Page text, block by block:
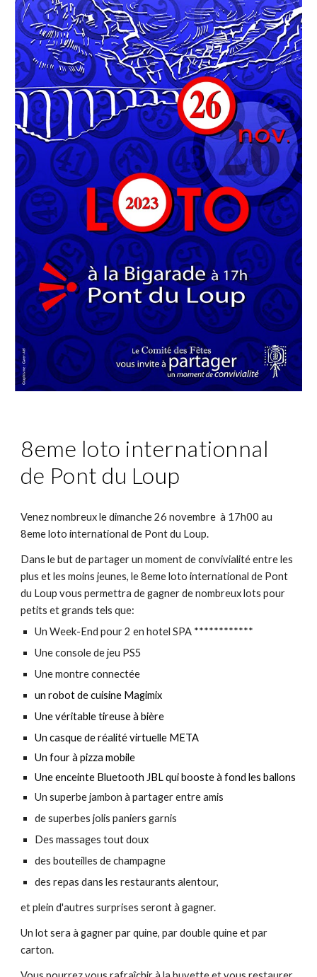
8eme loto internationnal
de Pont du Loup
Venez nombreux le dimanche 26 novembre à 17h00 au
8eme loto international de Pont du Loup.
Dans le but de partager un moment de convivialité entre les
plus et les moins jeunes, le8eme loto international de Pont
du Loup vous permettra de gagner de nombreux lots pour
petits et grands tels que:
Un Week-End pour 2 en hotel SPA ************
Une console de jeu PS5
Une montre connectée
un robot de cuisine Magimix
Une véritable tireuse à bière
Un casque de réalité virtuelle META
Un four à pizza mobile
Une enceinte Bluetooth JBL qui booste à fond les ballons
Un superbe jambon à partager entre amis
desuperbes jolis paniers garnis
Des massages tout doux
des bouteilles de champagne
des repas dans les restaurants alentour,
et plein d'autres surprises seront à gagner.
Un lot sera à gagner par quine, par double quine et par
carton.